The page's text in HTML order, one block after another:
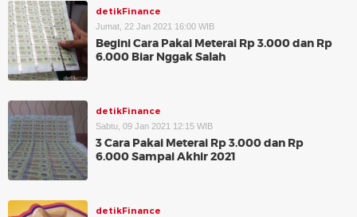
detikFinance
Jumat, 22 Jan 2021 16:00 WIB
Begini Cara Pakai Meterai Rp 3.000 dan Rp
6.000 Biar Nggak Salah
detikFinance
Sabtu, 09 Jan 2021 12:15 WIB
3 Cara Pakai Meterai Rp 3.000 dan Rp
6.000 Sampai Akhir 2021
detikFinance